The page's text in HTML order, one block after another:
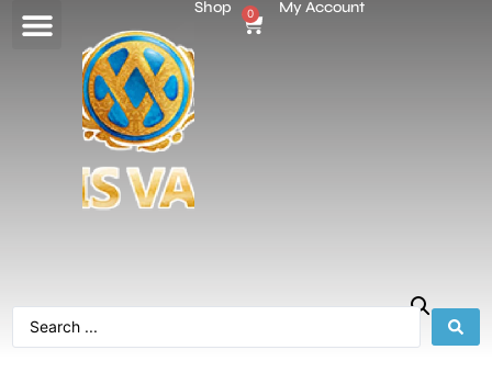
Shop 0 My Account